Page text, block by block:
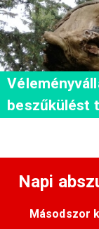
beszűkülést
Napi
Másodszor